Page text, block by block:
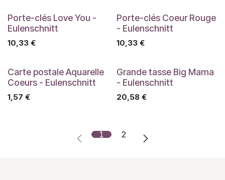
Porte-clés Love You -
Eulenschnitt
10,33 €
Porte-clés Coeur Rouge
- Eulenschnitt
10,33€
Carte postale Aquarelle
Coeurs - Eulenschnitt
1,57 €
Grande tasse Big Mama
- Eulenschnitt
20,58€
1 2